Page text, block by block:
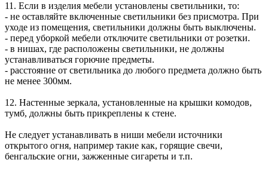
11. Если в изделия мебели установлены светильники, то:
- не оставляйте включенные светильники без присмотра. При
уходе из помещения, светильники должны быть выключены.
- перед уборкой мебели отключите светильники от розетки.
- в нишах, где расположены светильники, не должны
устанавливаться горючие предметы.
- расстояние от светильника до любого предмета должно быть
не менее 300мм.
12. Настенные зеркала, установленные на крышки комодов,
тумб, должны быть прикреплены к стене.
Не следует устанавливать в ниши мебели источники
открытого огня, например такие как, горящие свечи,
бенгальские огни, зажженные сигареты и т.п.